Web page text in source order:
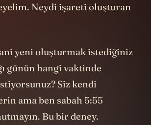
Neydi işareti oluşturan
yeni oluşturmak istediğiniz
günün hangi vaktinde
Siz kendi
ama ben sabah 5:55
Bu bir deney.